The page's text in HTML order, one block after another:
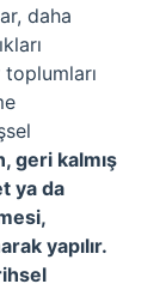
daha
geri kalmış
ya da
yapılır.